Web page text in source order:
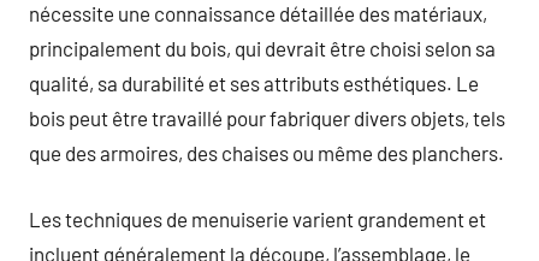
nécessite une connaissance détaillée des matériaux,
principalement du bois, qui devrait être choisi selon sa
qualité, sa durabilité et ses attributs esthétiques. Le
bois peut être travaillé pour fabriquer divers objets, tels
que des armoires, des chaises ou même des planchers.
Les techniques de menuiserie varient grandement et
incluent généralement la découpe, l’assemblage, le